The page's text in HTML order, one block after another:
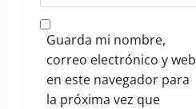
Guarda mi nombre,
correo electrónico y web
en este navegador para
la próxima vez que